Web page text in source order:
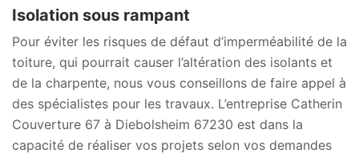
Isolation sous rampant
Pour éviter les risques de défaut d’imperméabilité de la
toiture, qui pourrait causer l’altération des isolants et
de la charpente, nous vous conseillons de faire appel à
des spécialistes pour les travaux. L’entreprise Catherin
Couverture 67 à Diebolsheim 67230 est dans la
capacité de réaliser vos projets selon vos demandes